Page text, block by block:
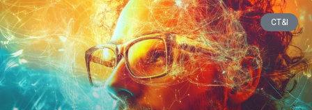
CT&I